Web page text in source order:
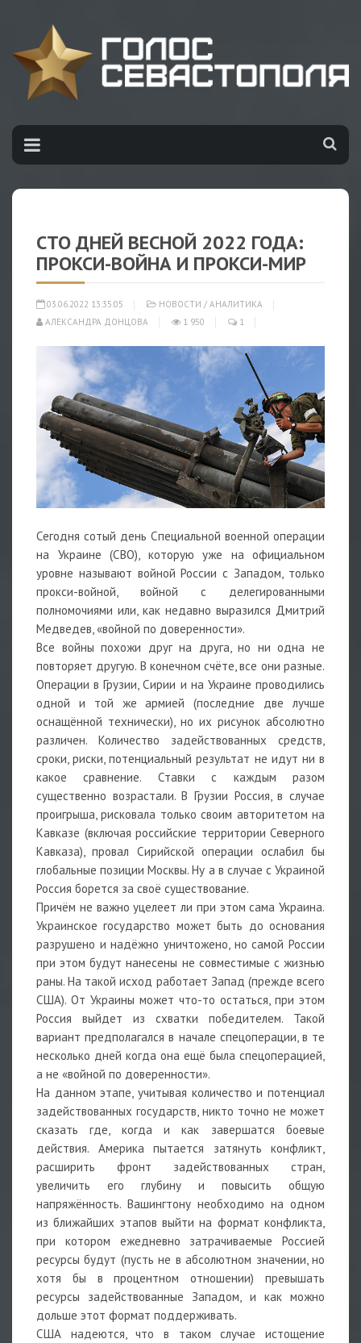
СТО ДНЕЙ ВЕСНОЙ 2022 ГОДА:
ПРОКСИ-ВОЙНА И ПРОКСИ-МИР
03.06.2022 13:35:05 НОВОСТИ / АНАЛИТИКА
АЛЕКСАНДРА ДОНЦОВА
1 950 1
Сегодня сотый день Специальной военной операции
на Украине (СВО), которую уже на официальном
уровне называют войной России с Западом, только
прокси-войной, войной с делегированными
полномочиями или, как недавно выразился Дмитрий
Медведев, «войной по доверенности».
Все войны похожи друг на друга, но ни одна не
повторяет другую. В конечном счёте, все они разные.
Операции в Грузии, Сирии и на Украине проводились
одной и той же армией (последние две лучше
оснащённой технически), но их рисунок абсолютно
различен. Количество задействованных средств,
сроки, риски, потенциальный результат не идут ни в
какое сравнение. Ставки с каждым разом
существенно возрастали. В Грузии Россия, в случае
проигрыша, рисковала только своим авторитетом на
Кавказе (включая российские территории Северного
Кавказа), провал Сирийской операции ослабил бы
глобальные позиции Москвы. Ну а в случае с Украиной
Россия борется за своё существование.
Причём не важно уцелеет ли при этом сама Украина.
Украинское государство может быть до основания
разрушено и надёжно уничтожено, но самой России
при этом будут нанесены не совместимые с жизнью
раны. На такой исход работает Запад (прежде всего
США). От Украины может что-то остаться, при этом
Россия выйдет из схватки победителем. Такой
вариант предполагался в начале спецоперации, в те
несколько дней когда она ещё была спецоперацией,
а не «войной по доверенности».
На данном этапе, учитывая количество и потенциал
задействованных государств, никто точно не может
сказать где, когда и как завершатся боевые
действия. Америка пытается затянуть конфликт,
расширить фронт задействованных стран,
увеличить его глубину и повысить общую
напряжённость. Вашингтону необходимо на одном
из ближайших этапов выйти на формат конфликта,
при котором ежедневно затрачиваемые Россией
ресурсы будут (пусть не в абсолютном значении, но
хотя бы в процентном отношении) превышать
ресурсы задействованные Западом, и как можно
дольше этот формат поддерживать.
США надеются, что в таком случае истощение